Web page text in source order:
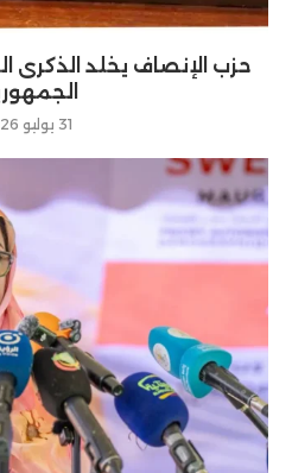
حزب الإنصاف يخلد الذكرى
31 يوليو 2026